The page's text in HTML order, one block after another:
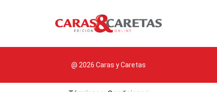
@ 2026 Caras y Caretas